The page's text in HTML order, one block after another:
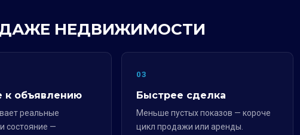
НЕДВИЖИМОСТИ
к объявлению
реальные
состояние —
03
Быстрее сделка
Меньше пустых показов — короче
цикл продажи или аренды.